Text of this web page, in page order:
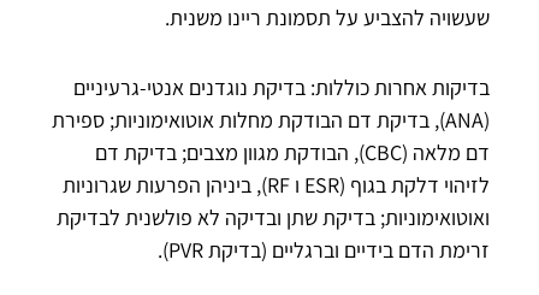
שעשויה להצביע על תסמונת ריינו משנית.
בדיקות אחרות כוללות: בדיקת נוגדנים אנטי-גרעיניים
(ANA), בדיקת דם הבודקת מחלות אוטואימוניות; ספירת
דם מלאה (CBC), הבודקת מגוון מצבים; בדיקת דם
לזיהוי דלקת בגוף (ESR ו RF), ביניהן הפרעות שגרוניות
ואוטואימוניות; בדיקת שתן ובדיקה לא פולשנית לבדיקת
זרימת הדם בידיים וברגליים (בדיקת PVR).